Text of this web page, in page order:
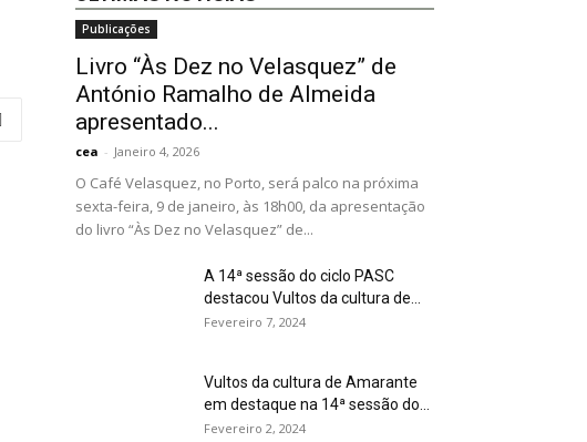
Publicações
Livro “Às Dez no Velasquez” de
António Ramalho de Almeida
apresentado...
cea - Janeiro 4, 2026
O Café Velasquez, no Porto, será palco na próxima
sexta-feira, 9 de janeiro, às 18h00, da apresentação
do livro “Às Dez no Velasquez” de...
A 14ª sessão do ciclo PASC
destacou Vultos da cultura de...
Fevereiro 7, 2024
Vultos da cultura de Amarante
em destaque na 14ª sessão do...
Fevereiro 2, 2024